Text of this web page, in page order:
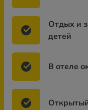
Отдых и
детей
В отеле